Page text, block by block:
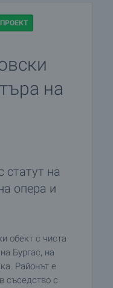
на
статут на
опера и
обект с чиста
Бургас, на
Районът е
съседство с